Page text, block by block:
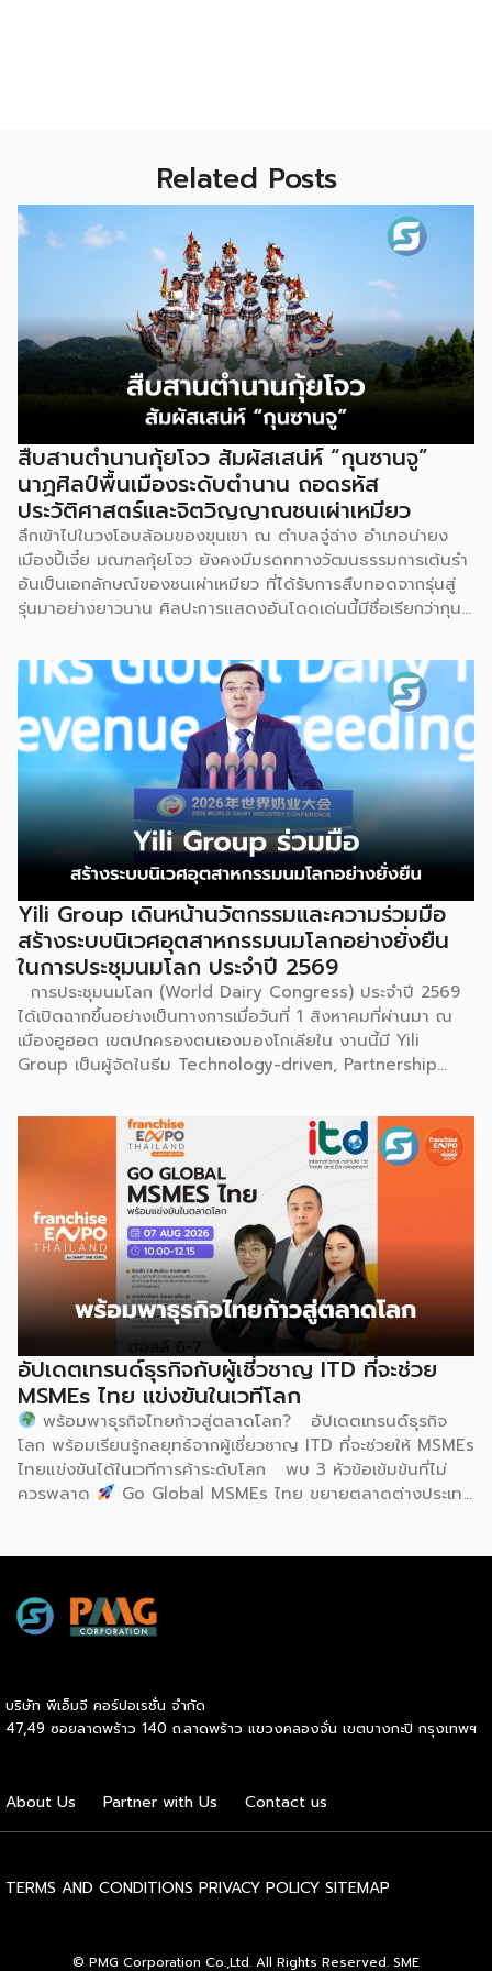
Related Posts
สืบสานตำนานกุ้ยโจว สัมผัสเสน่ห์ “กุนซานจู”
นาฏศิลป์พื้นเมืองระดับตำนาน ถอดรหัส
ประวัติศาสตร์และจิตวิญญาณชนเผ่าเหมียว
ลึกเข้าไปในวงโอบล้อมของขุนเขา ณ ตำบลจู๋ฉ่าง อำเภอน่ายง
เมืองปี้เจี๋ย มณฑลกุ้ยโจว ยังคงมีมรดกทางวัฒนธรรมการเต้นรำ
อันเป็นเอกลักษณ์ของชนเผ่าเหมียว ที่ได้รับการสืบทอดจากรุ่นสู่
รุ่นมาอย่างยาวนาน ศิลปะการแสดงอันโดดเด่นนี้มีชื่อเรียกว่ากุน
โจว” ซึ่งทรงคุณค่าเป็นยิ่งกว่าการแสดง เพราะทำหน้าที่จดบันทึก
ประวัติศาสตร์การอพยพย้ายถิ่นฐาน สะท้อนภูมิปัญญาทาง
วัฒนธรรมอันรุ่มรวย และตอกย้ำจิตวิญญาณอันแข็งแกร่งของ
ชนเผ่าเหมียวไว้ได้อย่างงดงาม ตำนานเล่าว่า ยามอพยพย้าย
ถิ่นฐานในอดีตกาล เส้นทางของชาวเหมียวต้องเผชิญกับเทือกเขา
สูงชันและพงหนามรกร้าง เพื่อเปิดทางให้เพื่อนพ้องเดินทางผ่าน
พงไพร เหล่าผู้กล้าหาญจึงใช้ร่างกายของตนกลิ้งทับพงหนาม
อย่างไม่เกรงกลัวเพื่อถางทางให้คนในเผ่า ด้วยเหตุนี้ คนรุ่นหลังจึง
ได้จำลองท่วงท่าการกลิ้งตัวดังกล่าวมาต่อยอดและรังสรรค์เป็น
ระบำลู่เซิงอันเป็นเอกลักษณ์ เพื่อรำลึกถึงความกล้าหาญและหยาด
เหงื่อแรงกายของบรรพบุรุษ โดยทุกท่วงท่าการกลิ้งตัวคือการ
คารวะต่อบรรพชน และทุกการกระโดดสะท้อนถึงจิตวิญญาณอัน
แรงกล้าของชนเผ่าเหมียว กุนซานจูถือเป็นหนึ่งในศิลปะการ
เต้นรำที่ปราบเซียนและท้าทายที่สุดของชนเผ่าเหมียว ผู้แสดงจะ
สวมเสื้อนอกสีขาวปักลายอันประณีต และสวมหมวกขนไก่ฟ้า
พร้อมบรรเลงลู่เซิงแบบ 6 ท่อ จุดที่ท้าทายที่สุดคือเสียงเพลงจะ
ต้องพลิ้วไหวอย่างต่อเนื่อง นักเต้นจึงต้องเป่าลู่เซิงอย่าง
สม่ำเสมอโดยไม่สะดุด แม้ในยามที่ต้องโลดโผนด้วยท่วงท่าที่ยาก
ผ่านชามใส่น้ำที่วางเรียงเอาไว้ โดยต้องทรงตัวด้วยความแม่นยำ
อย่างน่าอัศจรรย์ พร้อมรังสรรค์ลีลาท่ารำอันตื่นตาตื่นใจ ไม่ว่าจะ
เป็นท่านางแอ่นบิน พีระมิดมนุษย์ หรือท่ามังกรพลิกกาย การ
ผสานท่วงทำนอง การเคลื่อนไหว ลมหายใจ และพละกำลังเข้าด้วย
กันอย่างสมบูรณ์แบบนี้เอง ที่หล่อหลอมให้เกิดเป็นสุนทรียศาสตร์
อันเป็นเอกลักษณ์ของศิลปะโบราณชนิดนี้ นับตั้งแต่คริสต์
ทศวรรษ 1990 เป็นต้นมา กุนซานจูได้รับการยอมรับอย่างกว้าง
ขวางทั้งในและต่างประเทศ […]
Yili Group เดินหน้านวัตกรรมและความร่วมมือ
สร้างระบบนิเวศอุตสาหกรรมนมโลกอย่างยั่งยืน
ในการประชุมนมโลก ประจำปี 2569
การประชุมนมโลก (World Dairy Congress) ประจำปี 2569
ได้เปิดฉากขึ้นอย่างเป็นทางการเมื่อวันที่ 1 สิงหาคมที่ผ่านมา ณ
เมืองฮูฮอต เขตปกครองตนเองมองโกเลียใน งานนี้มี Yili
Group เป็นผู้จัดในธีม Technology-driven, Partnership
Ecosystem (ขับเคลื่อนด้วยเทคโนโลยี มุ่งกระชับความร่วมมือ
สร้างระบบนิเวศอุตสาหกรรมนมโลกอย่างยั่งยืน) ถือเป็นเวทีระดับ
โลกที่รวบรวมผู้นำจากสมาคมการค้านานาชาติ นักวิชาการ และผู้
บริหารระดับสูงตลอดห่วงโซ่คุณค่าของอุตสาหกรรมนมทั่วโลก
ฮูฮอตขึ้นแท่นเมืองหลวงแห่งอุตสาหกรรมนมโลกอย่างเป็น
ทางการ ในพิธีเปิดการประชุม สหพันธ์วิทยาศาสตร์และ
เทคโนโลยีการอาหารนานาชาติ (IUFoST) ได้มอบป้ายประกาศ
เกียรติคุณและรางวัลที่ระลึก เพื่อรับรองให้เมืองฮูฮอตดำรง
ตำแหน่ง World Dairy Capital หรือเมืองหลวงแห่ง
อุตสาหกรรมนมโลก อย่างเป็นทางการ ดร.ภาวิณี ชินะโชติ
ประธานบริหาร IUFoST กล่าวในพิธีเปิดว่า การมอบตำแหน่งดัง
กล่าวถือเป็นสัญญาณแห่งความสำเร็จที่สะท้อนความมุ่งมั่นทุ่มเท
ของเมืองฮูฮอตในการยกระดับอุตสาหกรรมนม พร้อมกล่าวเสริม
ว่า รางวัลอันทรงเกียรตินี้ยังมุ่งหวังให้เป็นแรงขับเคลื่อนแก่
องค์กรระดับแถวหน้าอย่าง Yili Group […]
อัปเดตเทรนด์ธุรกิจกับผู้เชี่วชาญ ITD ที่จะช่วย
MSMEs ไทย แข่งขันในเวทีโลก
พร้อมพาธุรกิจไทยก้าวสู่ตลาดโลก? อัปเดตเทรนด์ธุรกิจ
โลก พร้อมเรียนรู้กลยุทธ์จากผู้เชี่ยวชาญ ITD ที่จะช่วยให้ MSMEs
ไทยแข่งขันได้ในเวทีการค้าระดับโลก พบ 3 หัวข้อเข้มข้นที่ไม่
ควรพลาด
Go Global MSMEs ไทย ขยายตลาดต่างประเทศ
ธุรกิจ ผู้ประกอบการ และผู้ที่กำลังวางแผนขยายตลาด
สิงหาคม 2569 | 10.00 – 12.15 น.
บริษัท พีเอ็มจี คอร์ปอเรชั่น จำกัด
47,49 ซอยลาดพร้าว 140 ถ.ลาดพร้าว แขวงคลองจั่น เขตบางกะปิ กรุงเทพฯ
About Us Partner with Us Contact us
TERMS AND CONDITIONS PRIVACY POLICY SITEMAP
© PMG Corporation Co.,Ltd. All Rights Reserved. SME